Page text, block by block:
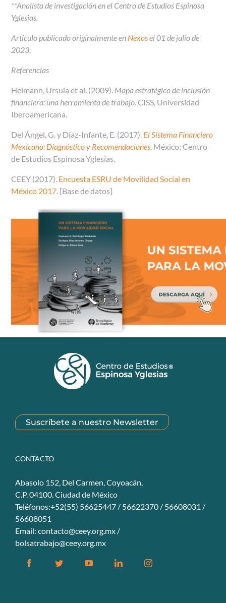
**Analista de investigación en el Centro de Estudios Espinosa
Yglesias.
Artículo publicado originalmente en Nexosel 01 de julio de
2023.
Referencias
Heimann, Ursula et al. (2009). Mapa estratégico de inclusión
financiera: una herramienta de trabajo. CISS, Universidad
Iberoamericana.
Del Ángel, G. y Díaz-Infante, E. (2017). El Sistema Financiero
Mexicano: Diagnóstico y Recomendaciones. México: Centro
de Estudios Espinosa Yglesias.
CEEY (2017). Encuesta ESRU de Movilidad Social en
México 2017. [Base de datos]
Suscríbete a nuestro Newsletter
CONTACTO
Abasolo 152, Del Carmen, Coyoacán,
C.P. 04100. Ciudad de México
Teléfonos:+52(55) 56625447 / 56622370 / 56608031 /
56608051
Email: contacto@ceey.org.mx /
bolsatrabajo@ceey.org.mx